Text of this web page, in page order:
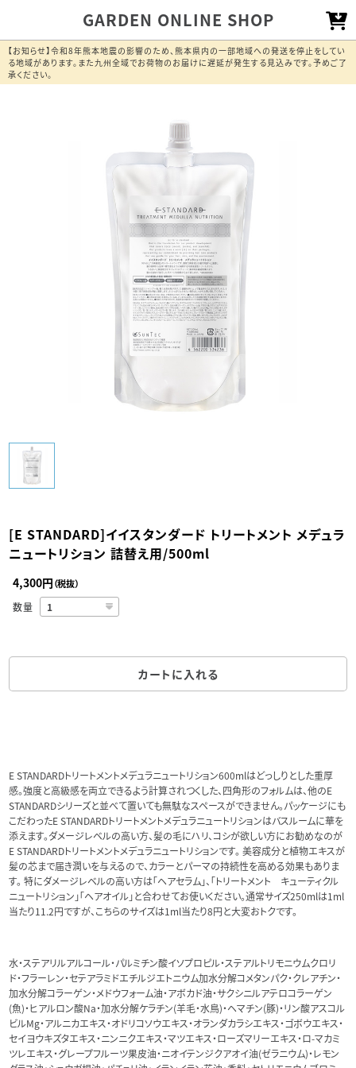
GARDEN ONLINE SHOP
【お知らせ】令和8年熊本地震の影響のため、熊本県内の一部地域への発送を停止をしてい
る地域があります。また九州全域でお荷物のお届けに遅延が発生する見込みです。予めご了
承ください。
[E STANDARD]イイスタンダード トリートメント メデュラ
ニュートリション 詰替え用/500ml
4,300円（税抜）
数量
カートに入れる
E STANDARDトリートメントメデュラニュートリション600mlはどっしりとした重厚
感。強度と高級感を両立できるよう計算されつくした、四角形のフォルムは、他のE
STANDARDシリーズと並べて置いても無駄なスペースができません。パッケージにも
こだわったE STANDARDトリートメントメデュラニュートリションはバスルームに華を
添えます。ダメージレベルの高い方、髪の毛にハリ、コシが欲しい方にお勧めなのが
E STANDARDトリートメントメデュラニュートリションです。 美容成分と植物エキスが
髪の芯まで届き潤いを与えるので、カラーとパーマの持続性を高める効果もありま
す。 特にダメージレベルの高い方は「ヘアセラム」、「トリートメント キューティクル
ニュートリション」「ヘアオイル」と合わせてお使いください。通常サイズ250mlは1ml
当たり11.2円ですが、こちらのサイズは1ml当たり8円と大変おトクです。
水・ステアリルアルコール・パルミチン酸イソプロピル・ステアルトリモニウムクロリ
ド・フラーレン・セテアラミドエチルジエトニウム加水分解コメタンパク・クレアチン・
加水分解コラーゲン・メドウフォーム油・アボカド油・サクシニルアテロコラーゲン
(魚)・ヒアルロン酸Na・加水分解ケラチン(羊毛・水鳥)・ヘマチン(豚)・リン酸アスコル
ビルMg・アルニカエキス・オドリコソウエキス・オランダカラシエキス・ゴボウエキス・
セイヨウキズタエキス・ニンニクエキス・マツエキス・ローズマリーエキス・ロ-マカミ
ツレエキス・グレープフルーツ果皮油・ニオイテンジクアオイ油(ゼラニウム)・レモン